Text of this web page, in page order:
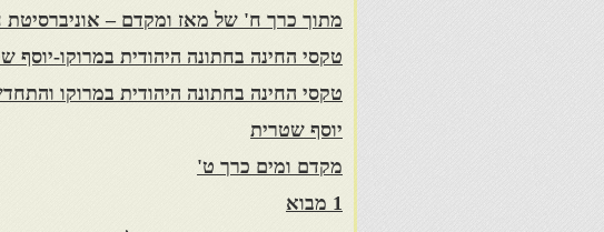
מתוך כרך ח' של מאז ומקדם – אוניברסיטת
טקסי החינה בחתונה היהודית במרוקו-יוסף
טקסי החינה בחתונה היהודית במרוקו
יוסף שטרית
מקדם ומים כרך ט'
1 מבוא